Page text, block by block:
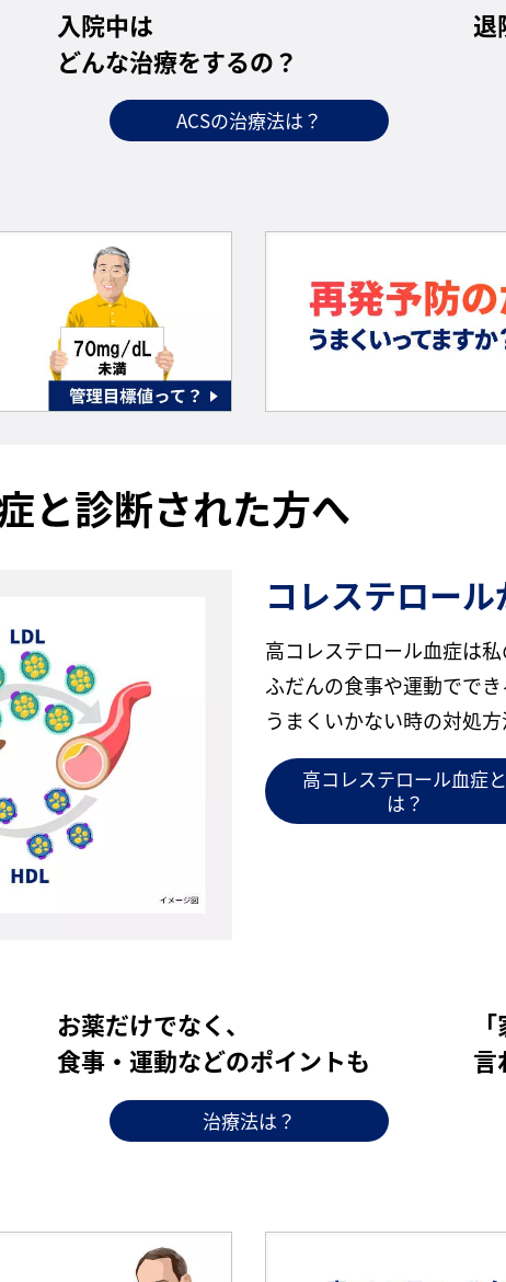
入院中は
どんな治療をするの？
ACSの治療法は？
退
と診断された方へ
コレステロー
高コレステロール血症は
ふだんの食事や運動ででき
うまくいかない時の対処方
高コレステロール血症と
は？
お薬だけでなく、
食事・運動などのポイントも
治療法は？
言